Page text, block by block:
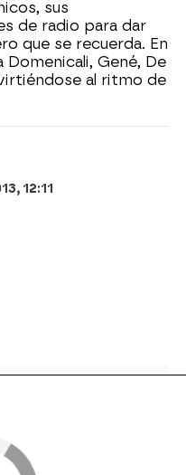
sus
de radio para dar
que se recuerda. En
Gené, De
al ritmo de
12:11